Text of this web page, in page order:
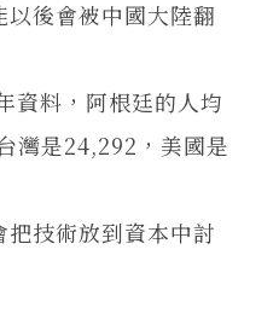
後會被中國大陸翻
資料，阿根廷的人均
灣是24,292，美國是
技術放到資本中討